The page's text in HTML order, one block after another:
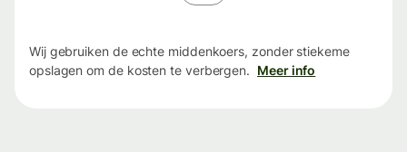
Wij gebruiken de echte middenkoers, zonder stiekeme
opslagen om de kosten te verbergen. Meer info